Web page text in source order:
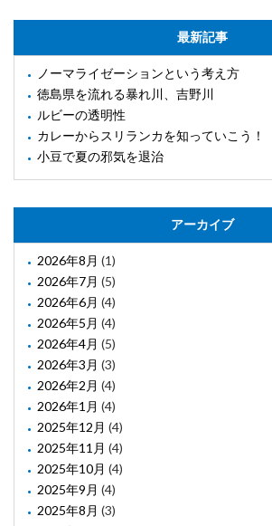
最新記事
ノーマライゼーションという考え方
徳島県を流れる暴れ川、吉野川
ルビーの透明性
カレーからスリランカを知っていこう！
小豆で夏の邪気を退治
アーカイブ
2026年8月 (1)
2026年7月 (5)
2026年6月 (4)
2026年5月 (4)
2026年4月 (5)
2026年3月 (3)
2026年2月 (4)
2026年1月 (4)
2025年12月 (4)
2025年11月 (4)
2025年10月 (4)
2025年9月 (4)
2025年8月 (3)